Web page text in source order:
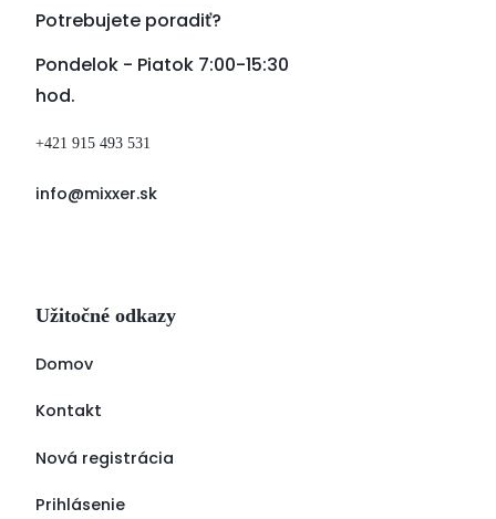
Potrebujete poradiť?
Pondelok - Piatok 7:00-15:30
hod.
+421 915 493 531
info@mixxer.sk
Užitočné odkazy
Domov
Kontakt
Nová registrácia
Prihlásenie